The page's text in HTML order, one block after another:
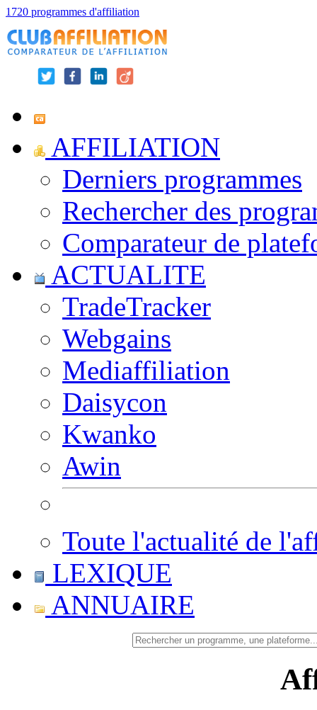
1720 programmes d'affiliation
AFFILIATION
Derniers programmes
Rechercher des
Comparateur de
ACTUALITE
TradeTracker
Webgains
Mediaffiliation
Daisycon
Kwanko
Awin
Toute l'actualité de
LEXIQUE
ANNUAIRE